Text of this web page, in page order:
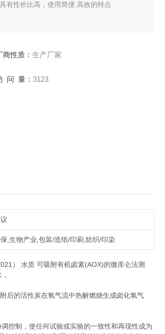
有性价比高，使用简便.高效的特点
商性质： 生产厂家
问 量： 3123
,生物产业,包装/造纸/印刷,纺织/印染
） 水质 可吸附有机卤素(AOX)的微库仑法测
后的活性炭在氧气流中热解燃烧生成卤化氢气
控制，使任何试验或实验的一致性和再现性成为